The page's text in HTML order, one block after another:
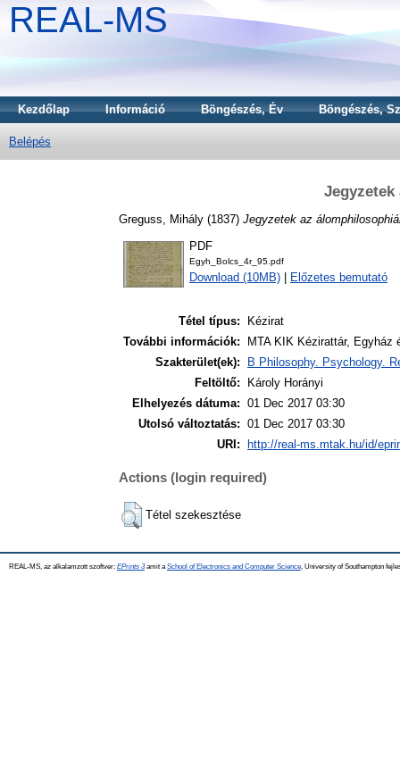
REAL-MS
Kezdőlap Információ Böngészés, Év Böngészés,
Belépés
Greguss, Mihály (1837) Jegyzetek az
PDF
Egyh_Bolcs_4r_95.pdf
Download (10MB) Előzetes bemutató
Tétel típus:
Kézirat
További információk:
MTA KIK Kézirattár, Egyház
Szakterület(ek):
B Philosophy. Psychology.
Feltöltő:
Károly Horányi
Elhelyezés dátuma: 01 Dec 2017 03:30
Utolsó változtatás: 01 Dec 2017 03:30
URI:
http://real-ms.mtak.hu/id/
Actions (login required)
Tétel szekesztése
REAL-MS, az alkalamzott szoftver: EPrints 3amit a School of Electronics and Computer Science , University of Southampton